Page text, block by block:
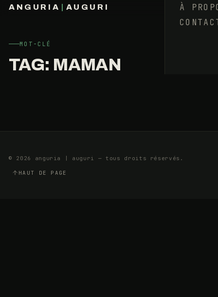
ANGURIA AUGURI
À
MOT-CLÉ
TAG: MAMAN
QUOI
IRREMPLAÇABLE
2
AOÛT
10
MIN
© 2026 anguria | auguri — tous droits réservés.
HAUT DE PAGE